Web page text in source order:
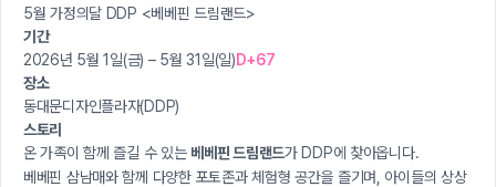
5월 가정의달 DDP <베베핀 드림랜드>
기간
2026년 5월 1일(금) – 5월 31일(일)D+67
장소
동대문디자인플라자(DDP)
스토리
온 가족이 함께 즐길 수 있는 베베핀 드림랜드가 DDP에 찾아옵니다.
베베핀 삼남매와 함께 다양한 포토존과 체험형 공간을 즐기며, 아이들의 상상